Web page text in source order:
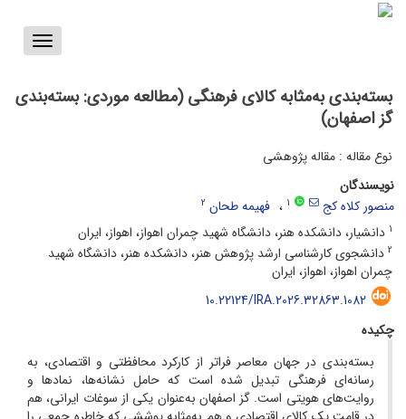
Toggle
بسته‌بندی به‌مثابه‌ کالای فرهنگی (مطالعه‌ موردی: بسته‌بندی
گز اصفهان)
نوع مقاله : مقاله پژوهشی
نویسندگان
منصور کلاه کج
1 فهیمه طحان 2
1 دانشیار، دانشکده هنر، دانشگاه شهید چمران اهواز، اهواز، ایران
2 دانشجوی کارشناسی ارشد پژوهش هنر، دانشکده هنر، دانشگاه شهید
چمران اهواز، اهواز، ایران
10.22124/IRA.2026.32863.1082
چکیده
بسته‌بندی در جهان معاصر فراتر از کارکرد محافظتی و اقتصادی، به
رسانه‌ای فرهنگی تبدیل شده است که حامل نشانه‌ها، نمادها و
روایت‌های هویتی است. گز اصفهان به‌عنوان یکی از سوغات ایرانی، هم